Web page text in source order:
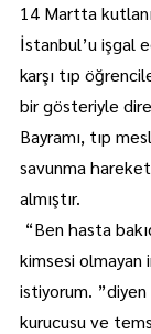
14 Martta
İstanbul’u işgal
karşı tıp
bir gösteriyle
Bayramı, tıp
savunma
almıştır.
“Ben hasta
kimsesi olmayan
istiyorum.
kurucusu ve